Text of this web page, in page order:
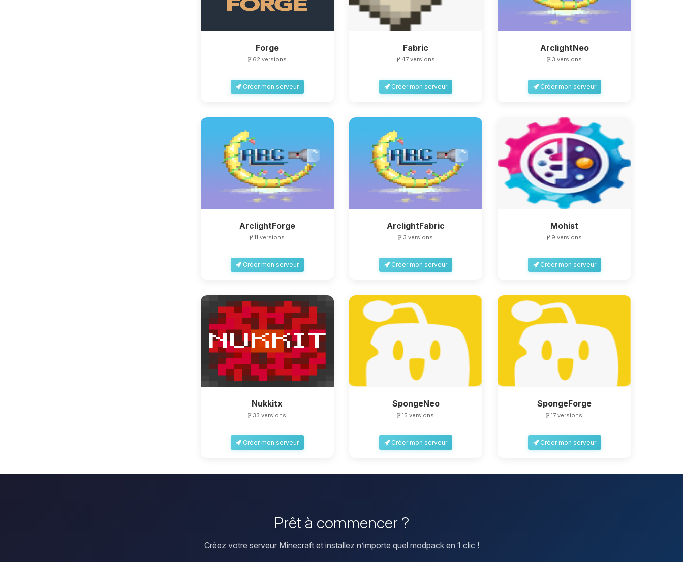
Forge
62 versions
Créer mon serveur
Fabric
47 versions
Créer mon serveur
ArclightNeo
3 versions
Créer mon serveur
ArclightForge
11 versions
Créer mon serveur
ArclightFabric
3 versions
Créer mon serveur
Mohist
9 versions
Créer mon serveur
Nukkitx
33 versions
Créer mon serveur
SpongeNeo
15 versions
Créer mon serveur
SpongeForge
17 versions
Créer mon serveur
Prêt à commencer ?
Créez votre serveur Minecraft et installez n’importe quel modpack en 1 clic !